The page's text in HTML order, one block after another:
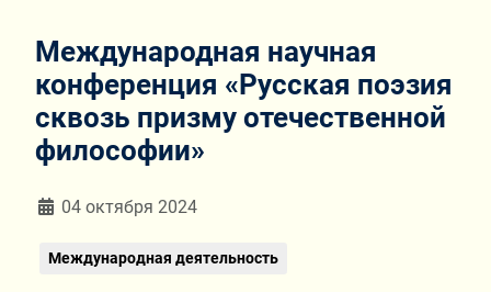
Международная научная
конференция «Русская поэзия
сквозь призму отечественной
философии»
Информация о материале
04 октября 2024
Международная деятельность